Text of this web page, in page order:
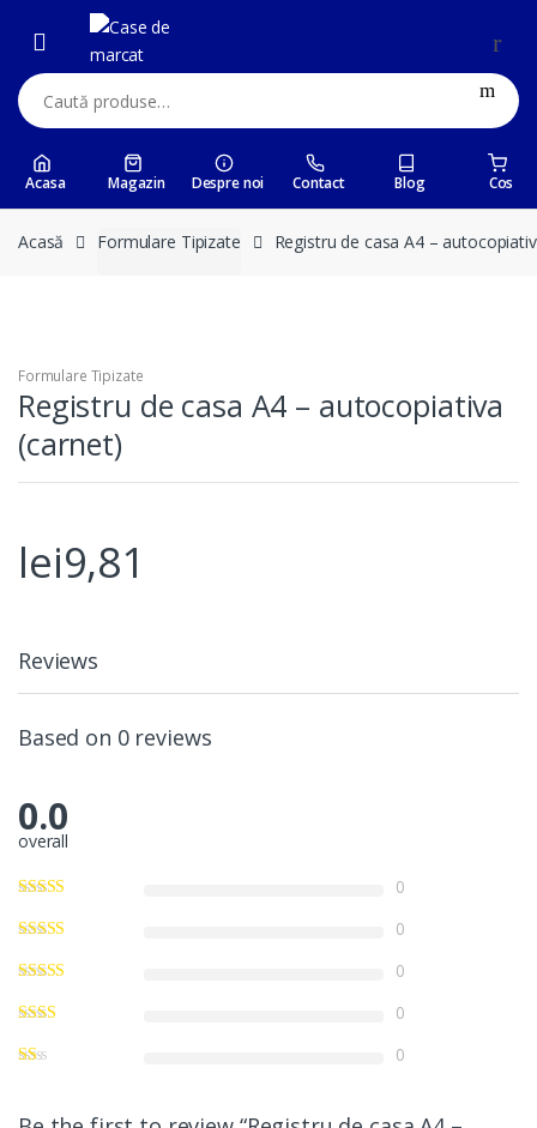
navigation
content
Caută:
Acasa Magazin Despre noi Contact Blog Cos
Acasă Formulare Tipizate Registru de casa A4 –
Formulare Tipizate
Registru de casa A4 – autocopiativa
(carnet)
lei9,81
Reviews
Based on 0 reviews
0.0
overall
0
0
0
0
0